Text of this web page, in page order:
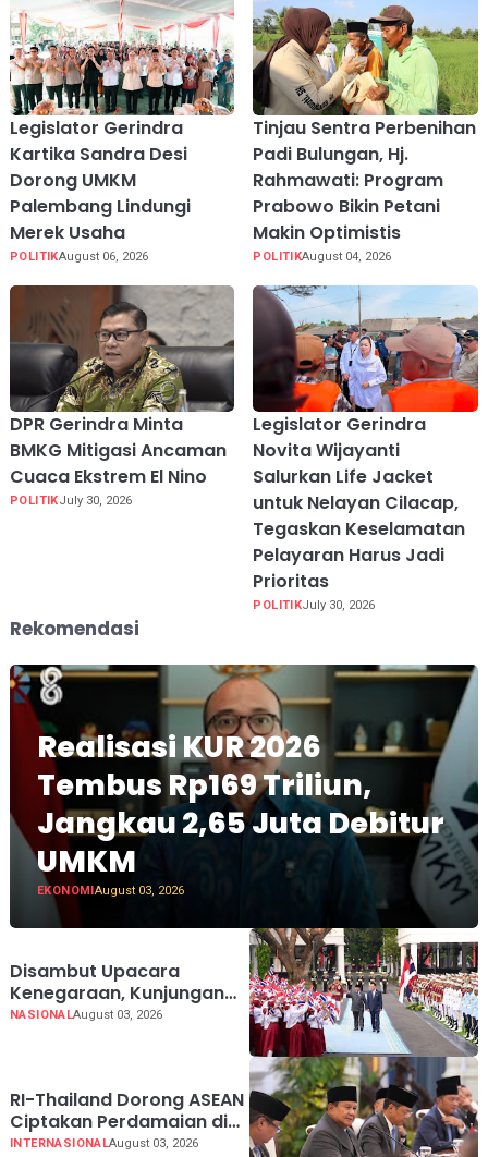
Legislator Gerindra
Kartika Sandra Desi
Dorong UMKM
Palembang Lindungi
Merek Usaha
POLITIKAugust 06, 2026
Tinjau Sentra Perbenihan
Padi Bulungan, Hj.
Rahmawati: Program
Prabowo Bikin Petani
Makin Optimistis
POLITIKAugust 04, 2026
DPR Gerindra Minta
BMKG Mitigasi Ancaman
Cuaca Ekstrem El Nino
POLITIKJuly 30, 2026
Legislator Gerindra
Novita Wijayanti
Salurkan Life Jacket
untuk Nelayan Cilacap,
Tegaskan Keselamatan
Pelayaran Harus Jadi
Prioritas
POLITIKJuly 30, 2026
Rekomendasi
Realisasi KUR 2026
Tembus Rp169 Triliun,
Jangkau 2,65 Juta Debitur
UMKM
EKONOMIAugust 03, 2026
Disambut Upacara
Kenegaraan, Kunjungan
PM Anutin Charnvirakul
NASIONALAugust 03, 2026
RI-Thailand Dorong ASEAN
Ciptakan Perdamaian di
Myanmar Lewat
INTERNASIONALAugust 03, 2026